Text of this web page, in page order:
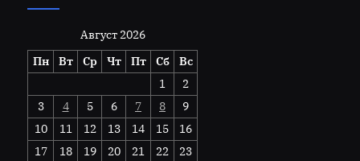
Август 2026
Пн
Вт Ср Чт Пт Сб
Вс
1
2
3
4 5 6 7 8
9
10
11 12 13 14 15
16
17
18 19 20 21 22 23